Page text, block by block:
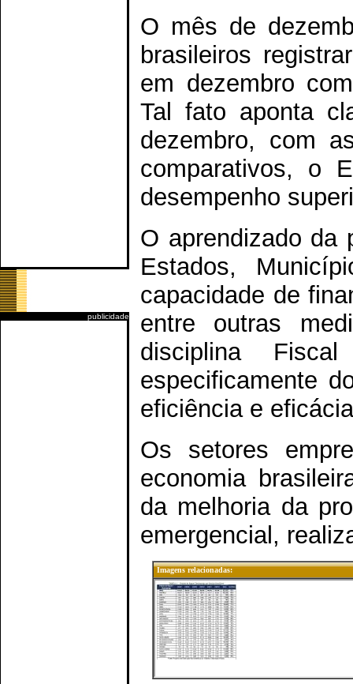
publicidade
O mês de
brasileiros
em dezembro
Tal fato aponta
dezembro, com
comparativos, o
desempenho
O aprendizado da
Estados,
capacidade de
entre outras
disciplina
especificamente
eficiência e
Os setores
economia
da melhoria da
emergencial,
Imagens relacionadas: